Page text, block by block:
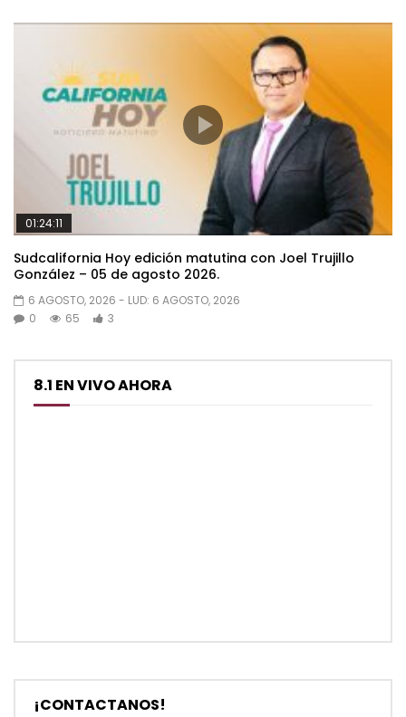
01:24:11
Sudcalifornia Hoy edición matutina con Joel Trujillo
González – 05 de agosto 2026.
6 AGOSTO, 2026 - LUD: 6 AGOSTO, 2026
0
65 3
8.1 EN VIVO AHORA
¡CONTACTANOS!